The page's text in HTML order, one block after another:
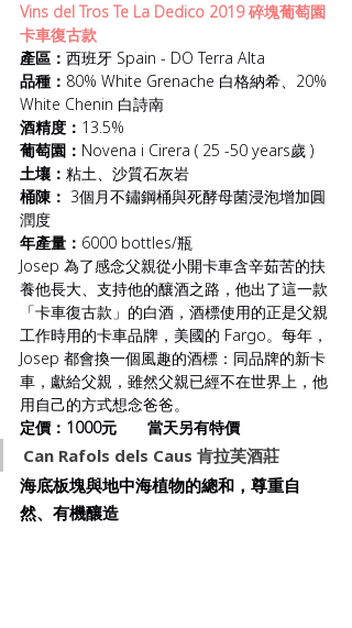
Vins del Tros Te La Dedico 2019 碎塊葡萄園
卡車復古款
產區： 西班牙 Spain - DO Terra Alta
品種： 80% White Grenache 白格納希、20%
White Chenin 白詩南
酒精度： 13.5%
葡萄園： Novena i Cirera ( 25 -50 years歲 )
土壤： 粘土、沙質石灰岩
桶陳： 3個月不鏽鋼桶與死酵母菌浸泡增加圓
潤度
年產量： 6000 bottles/瓶
Josep 為了感念父親從小開卡車含辛茹苦的扶
養他長大、支持他的釀酒之路，他出了這一款
「卡車復古款」的白酒，酒標使用的正是父親
工作時用的卡車品牌，美國的 Fargo。每年，
Josep 都會換一個風趣的酒標：同品牌的新卡
車，獻給父親，雖然父親已經不在世界上，他
用自己的方式想念爸爸。
定價：1000元       當天另有特價
Can Rafols dels Caus 肯拉芙酒莊
海底板塊與地中海植物的總和，尊重自
然、有機釀造